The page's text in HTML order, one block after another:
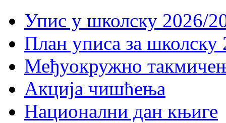
Упис у школску 2026/
План уписа за школску
Међуокружно
Акција чишћења
Национални дан књиге